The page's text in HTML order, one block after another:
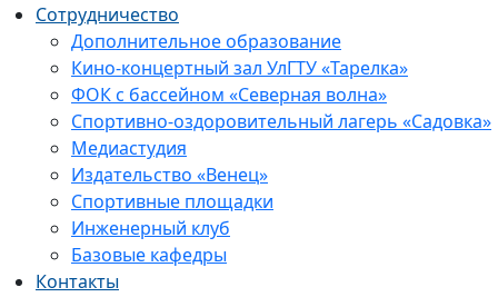
Сотрудничество
Дополнительное образование
Кино-концертный зал УлГТУ «Тарелка»
ФОК с бассейном «Северная волна»
Спортивно-оздоровительный лагерь «Садовка»
Медиастудия
Издательство «Венец»
Спортивные площадки
Инженерный клуб
Базовые кафедры
Контакты